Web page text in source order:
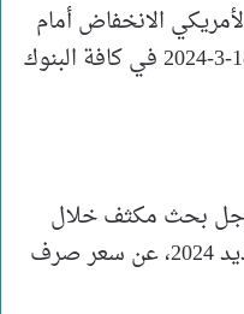
الانخفاض أمام
الجنيه المصري، اليوم الإثنين 18-3-2024 في كافة البنوك
بحث مكثف خلال
الشهر الأول من بداية العام الجديد 2024، عن سعر صرف